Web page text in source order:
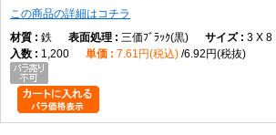
この商品の詳細はコチラ
鉄
三価ﾌﾞﾗｯｸ(黒) 3 X 8
1,200
7.61円(税込) 6.92円(税抜)